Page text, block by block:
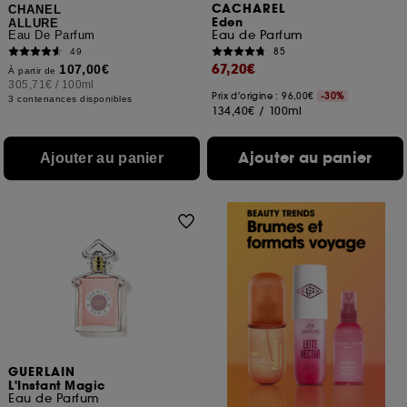
CHANEL
ALLURE
Eau De Parfum
49
À partir de 107,00€
305,71€ / 100ml
3 contenances disponibles
Ajouter au panier
CACHAREL
Eden
Eau de Parfum
85
67,20€
Prix d'origine : 96,00€ -30%
134,40€ / 100ml
Ajouter au panier
GUERLAIN
L'Instant Magic
Eau de Parfum